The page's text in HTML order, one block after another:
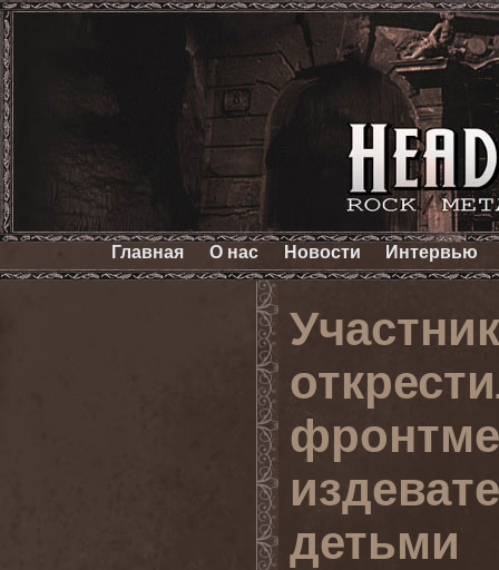
Главная О нас Новости Интервью
детьми